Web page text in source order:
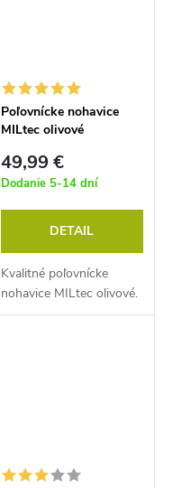
Poľovnícke nohavice
MILtec olivové
49,99 €
Dodanie 5-14 dní
DETAIL
Kvalitné poľovnícke
nohavice MILtec olivové.